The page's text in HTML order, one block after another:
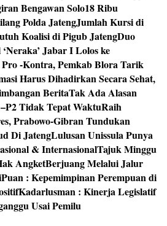
Bengawan Solo18 Ribu
Polda JatengJumlah Kursi di
Koalisi di Pigub JatengDuo
Jabar I Lolos ke
Pro -Kontra, Pemkab Blora Tarik
Harus Dihadirkan Secara Sehat,
BeritaTak Ada Alasan
Tidak Tepat WaktuRaih
Prabowo-Gibran Tundukan
Di JatengLulusan Unissula Punya
& InternasionalTajuk Minggu
AngketBerjuang Melalui Jalur
Puan : Kepemimpinan Perempuan di
Kadarlusman : Kinerja Legislatif
Usai Pemilu